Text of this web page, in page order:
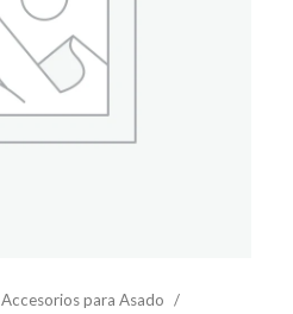
Accesorios para Asado